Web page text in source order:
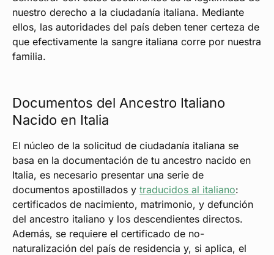
nuestro derecho a la ciudadanía italiana. Mediante
ellos, las autoridades del país deben tener certeza de
que efectivamente la sangre italiana corre por nuestra
familia.
Documentos del Ancestro Italiano
Nacido en Italia
El núcleo de la solicitud de ciudadanía italiana se
basa en la documentación de tu ancestro nacido en
Italia, es necesario presentar una serie de
documentos apostillados y traducidos al italiano:
certificados de nacimiento, matrimonio, y defunción
del ancestro italiano y los descendientes directos.
Además, se requiere el certificado de no-
naturalización del país de residencia y, si aplica, el